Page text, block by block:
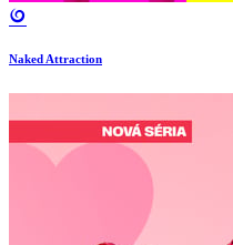
Naked Attraction